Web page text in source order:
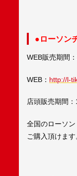
●ローソン
WEB販売期間
WEB： http://l-
店頭販売期間
全国のローソ
ご購入頂けま